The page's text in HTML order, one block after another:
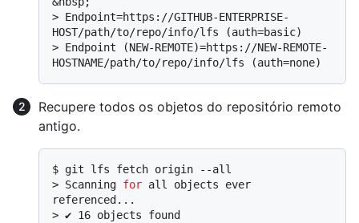
> Endpoint=https://GITHUB-ENTERPRISE-
HOST/path/to/repo/info/lfs (auth=basic)
> Endpoint (NEW-REMOTE)=https://NEW-REMOTE-
HOSTNAME/path/to/repo/info/lfs (auth=none)
Recupere todos os objetos do repositório remoto
antigo.
$ git lfs fetch origin --all
> Scanning for all objects ever
referenced...
> ✔ 16 objects found